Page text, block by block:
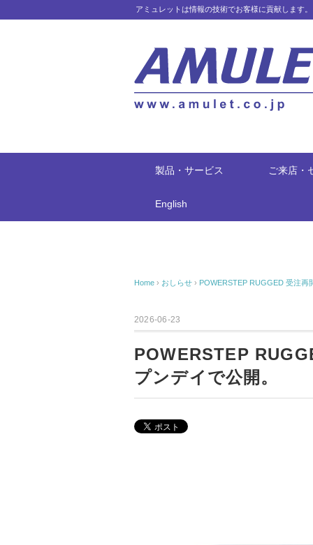
アミュレットは情報の技術でお客様に貢献します。
製品・サービス ご来店・
English
Home › おしらせ › POWERSTEP RUGGED 受注
2026-06-23
POWERSTEP
プンデイで公開。